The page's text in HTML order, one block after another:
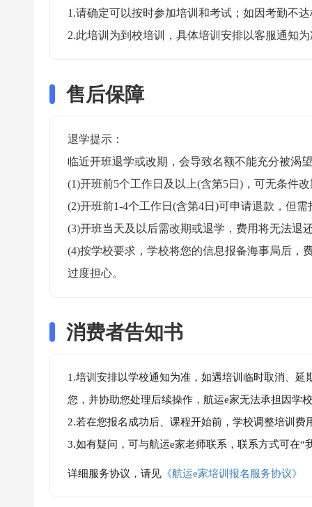
1.请确定可以按时参加培训和考试；如因考勤不
2.此培训为到校培训，具体培训安排以客服通知
售后保障
退学提示：
临近开班退学或改期，会导致名额不能充分被渴
(1)开班前5个工作日及以上(含第5日)，可无条件
(2)开班前1-4个工作日(含第4日)可申请退款，但
(3)开班当天及以后需改期或退学，费用将无法退
(4)按学校要求，学校将您的信息报备海事局后，
过度担心。
消费者告知书
1.培训安排以学校通知为准，如遇培训临时取消、
您，并协助您处理后续操作，航运e家无法承担因学
2.若在您报名成功后、课程开始前，学校调整培训
3.如有疑问，可与航运e家老师联系，联系方式可在
详细服务协议，请见 《航运e家培训报名服务协议》